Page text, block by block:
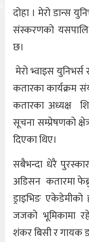
दोहा । मेरो डान्स
संस्करणको
छ।
मेरो भ्वाइस
कतारका कार्यक्रम
कतारका अध्यक्ष
सूचना सम्प्रेषणको
दिएका थिए।
सबैभन्दा धेरै
अडिसन कतारमा
ड्राइभिङ
जजको भूमिकामा
शंकर बिसी र गायक